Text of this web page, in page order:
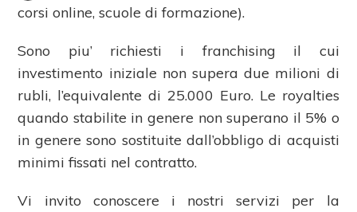
corsi online, scuole di formazione).
Sono piu’ richiesti i franchising il cui
investimento iniziale non supera due milioni di
rubli, l’equivalente di 25.000 Euro. Le royalties
quando stabilite in genere non superano il 5% o
in genere sono sostituite dall’obbligo di acquisti
minimi fissati nel contratto.
Vi invito conoscere i nostri servizi per la